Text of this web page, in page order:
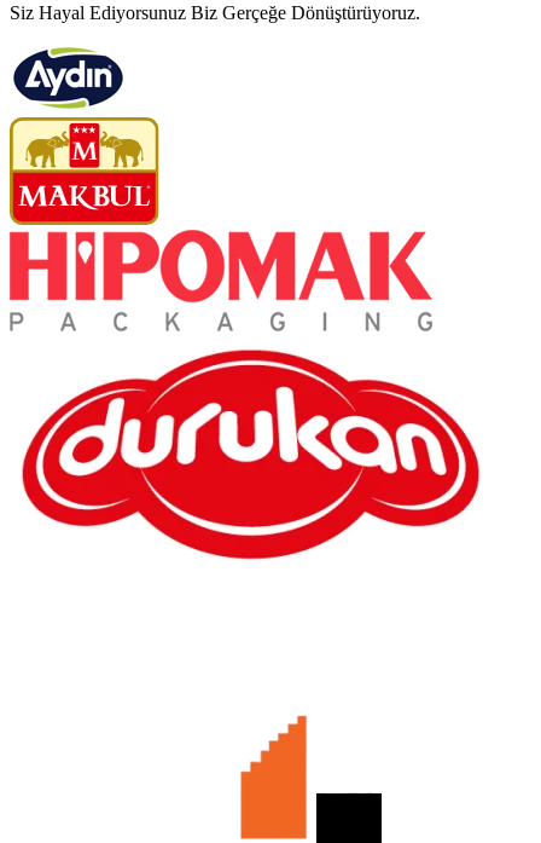
Siz Hayal Ediyorsunuz Biz Gerçeğe Dönüştürüyoruz.